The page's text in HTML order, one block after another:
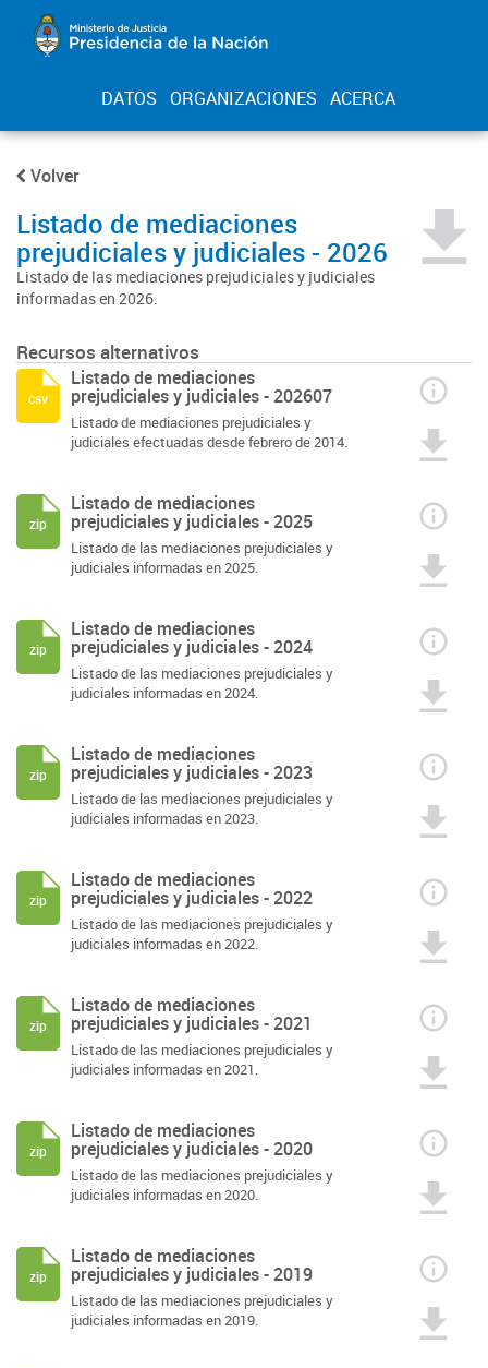
DATOS ORGANIZACIONES ACERCA
Volver
Listado de mediaciones
prejudiciales y judiciales - 2026
Listado de las mediaciones prejudiciales y judiciales
informadas en 2026.
Recursos alternativos
Listado de mediaciones
prejudiciales y judiciales - 202607
Listado de mediaciones prejudiciales y
judiciales efectuadas desde febrero de 2014.
csv
Listado de mediaciones
prejudiciales y judiciales - 2025
Listado de las mediaciones prejudiciales y
judiciales informadas en 2025.
zip
Listado de mediaciones
prejudiciales y judiciales - 2024
Listado de las mediaciones prejudiciales y
judiciales informadas en 2024.
zip
Listado de mediaciones
prejudiciales y judiciales - 2023
Listado de las mediaciones prejudiciales y
judiciales informadas en 2023.
zip
Listado de mediaciones
prejudiciales y judiciales - 2022
Listado de las mediaciones prejudiciales y
judiciales informadas en 2022.
zip
Listado de mediaciones
prejudiciales y judiciales - 2021
Listado de las mediaciones prejudiciales y
judiciales informadas en 2021.
zip
Listado de mediaciones
prejudiciales y judiciales - 2020
Listado de las mediaciones prejudiciales y
judiciales informadas en 2020.
zip
Listado de mediaciones
prejudiciales y judiciales - 2019
Listado de las mediaciones prejudiciales y
judiciales informadas en 2019.
zip